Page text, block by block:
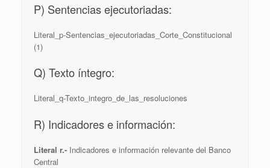
P) Sentencias ejecutoriadas:
Literal_p-Sentencias_ejecutoriadas_Corte_Constitucional
(1)
Q) Texto íntegro:
Literal_q-Texto_integro_de_las_resoluciones
R) Indicadores e información:
Literal r.- Indicadores e información relevante del Banco
Central